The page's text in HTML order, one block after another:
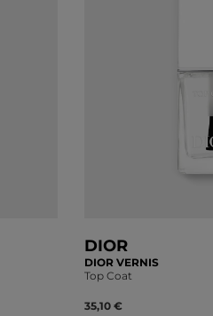
DIOR
DIOR VERNIS
Top Coat
35,10 €